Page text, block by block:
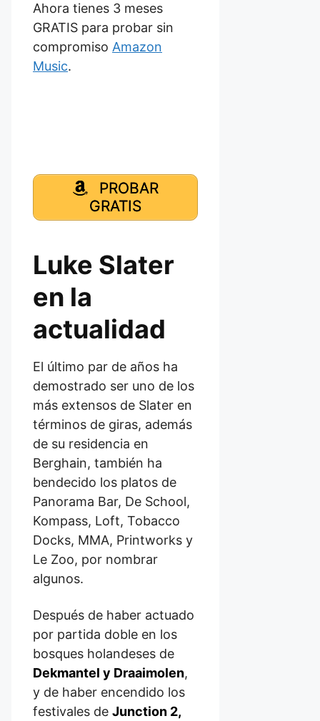
Ahora tienes 3 meses
GRATIS para probar sin
compromiso Amazon
Music.
PROBAR
GRATIS
Luke Slater
en la
actualidad
El último par de años ha
demostrado ser uno de los
más extensos de Slater en
términos de giras, además
de su residencia en
Berghain, también ha
bendecido los platos de
Panorama Bar, De School,
Kompass, Loft, Tobacco
Docks, MMA, Printworks y
Le Zoo, por nombrar
algunos.
Después de haber actuado
por partida doble en los
bosques holandeses de
Dekmantel y Draaimolen,
y de haber encendido los
festivales de Junction 2,